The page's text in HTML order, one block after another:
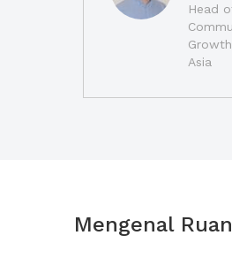
Head
Asia
Mengenal